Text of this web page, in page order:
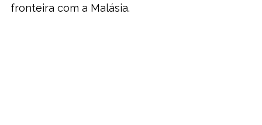
fronteira com a Malásia.